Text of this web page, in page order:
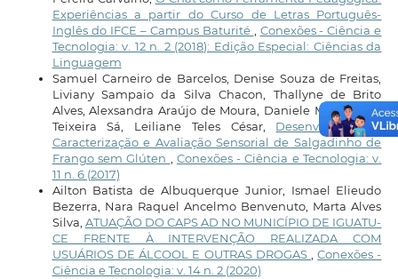
Experiências a partir do Curso de Letras Português-
Inglês do IFCE – Campus Baturité , Conexões - Ciência e
Tecnologia: v. 12 n. 2 (2018): Edição Especial: Ciências da
Linguagem
Samuel Carneiro de Barcelos, Denise Souza de Freitas,
Liviany Sampaio da Silva Chacon, Thallyne de Brito
Alves, Alexsandra Araújo de Moura, Daniele Maria Alves
Teixeira Sá, Leiliane Teles César, Desenvolvimento,
Caracterização e Avaliação Sensorial de Salgadinho de
Frango sem Glúten , Conexões - Ciência e Tecnologia: v.
11 n. 6 (2017)
Ailton Batista de Albuquerque Junior, Ismael Elieudo
Bezerra, Nara Raquel Ancelmo Benvenuto, Marta Alves
Silva, ATUAÇÃO DO CAPS AD NO MUNICÍPIO DE IGUATU-
CE FRENTE À INTERVENÇÃO REALIZADA COM
USUÁRIOS DE ÁLCOOL E OUTRAS DROGAS ,Conexões -
Ciência e Tecnologia: v. 14 n. 2 (2020)